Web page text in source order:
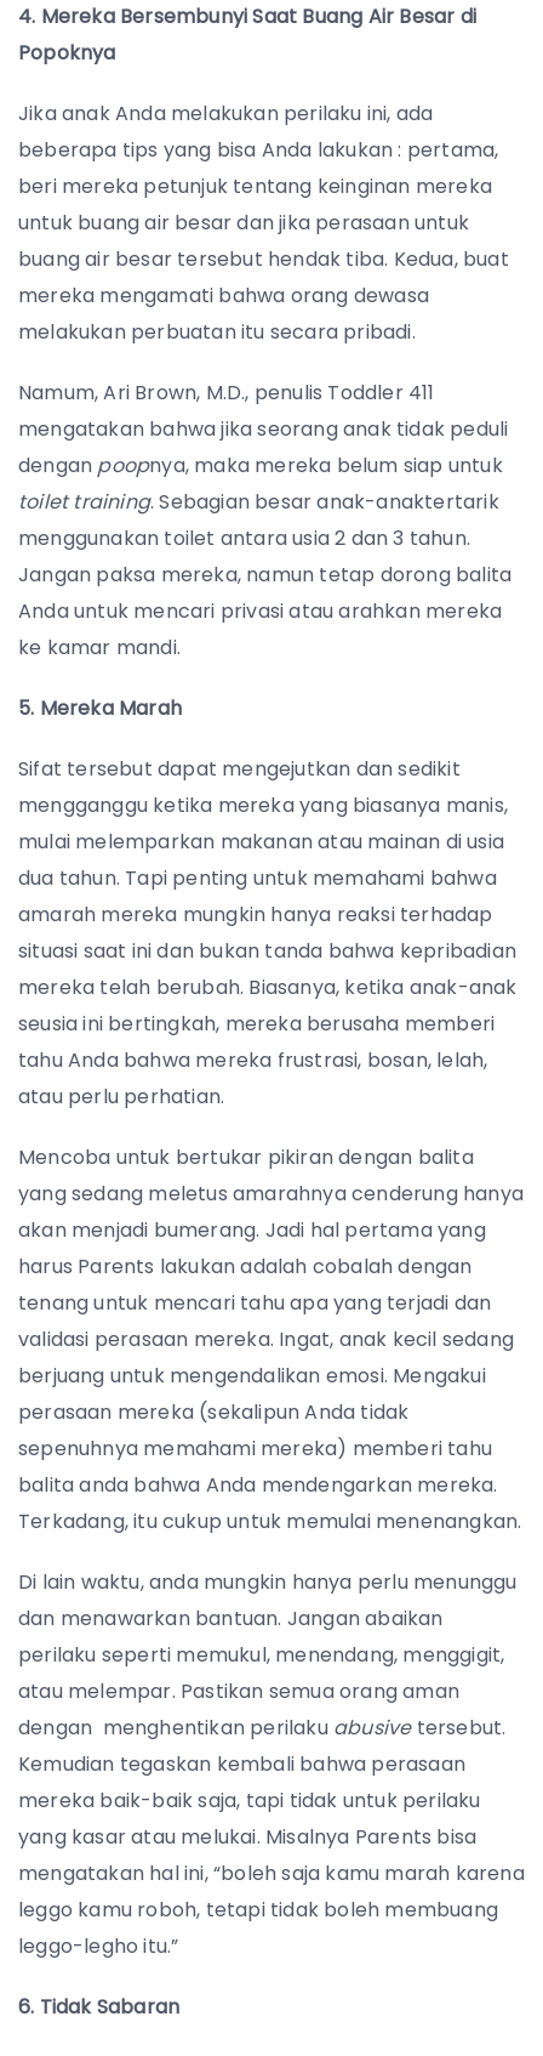
4. Mereka Bersembunyi Saat Buang Air Besar di
Popoknya
Jika anak Anda melakukan perilaku ini, ada
beberapa tips yang bisa Anda lakukan : pertama,
beri mereka petunjuk tentang keinginan mereka
untuk buang air besar dan jika perasaan untuk
buang air besar tersebut hendak tiba. Kedua, buat
mereka mengamati bahwa orang dewasa
melakukan perbuatan itu secara pribadi.
Namum, Ari Brown, M.D., penulis Toddler 411
mengatakan bahwa jika seorang anak tidak peduli
dengan poopnya, maka mereka belum siap untuk
toilet training. Sebagian besar anak-anaktertarik
menggunakan toilet antara usia 2 dan 3 tahun.
Jangan paksa mereka, namun tetap dorong balita
Anda untuk mencari privasi atau arahkan mereka
ke kamar mandi.
5. Mereka Marah
Sifat tersebut dapat mengejutkan dan sedikit
mengganggu ketika mereka yang biasanya manis,
mulai melemparkan makanan atau mainan di usia
dua tahun. Tapi penting untuk memahami bahwa
amarah mereka mungkin hanya reaksi terhadap
situasi saat ini dan bukan tanda bahwa kepribadian
mereka telah berubah. Biasanya, ketika anak-anak
seusia ini bertingkah, mereka berusaha memberi
tahu Anda bahwa mereka frustrasi, bosan, lelah,
atau perlu perhatian.
Mencoba untuk bertukar pikiran dengan balita
yang sedang meletus amarahnya cenderung hanya
akan menjadi bumerang. Jadi hal pertama yang
harus Parents lakukan adalah cobalah dengan
tenang untuk mencari tahu apa yang terjadi dan
validasi perasaan mereka. Ingat, anak kecil sedang
berjuang untuk mengendalikan emosi. Mengakui
perasaan mereka (sekalipun Anda tidak
sepenuhnya memahami mereka) memberi tahu
balita anda bahwa Anda mendengarkan mereka.
Terkadang, itu cukup untuk memulai menenangkan.
Di lain waktu, anda mungkin hanya perlu menunggu
dan menawarkan bantuan. Jangan abaikan
perilaku seperti memukul, menendang, menggigit,
atau melempar. Pastikan semua orang aman
dengan menghentikan perilaku abusivetersebut.
Kemudian tegaskan kembali bahwa perasaan
mereka baik-baik saja, tapi tidak untuk perilaku
yang kasar atau melukai. Misalnya Parents bisa
mengatakan hal ini, “boleh saja kamu marah karena
leggo kamu roboh, tetapi tidak boleh membuang
leggo-legho itu.”
6. Tidak Sabaran